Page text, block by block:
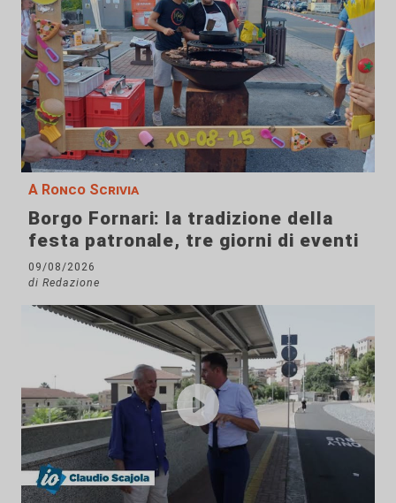
A Ronco Scrivia
Borgo Fornari: la tradizione della
festa patronale, tre giorni di eventi
09/08/2026
di Redazione